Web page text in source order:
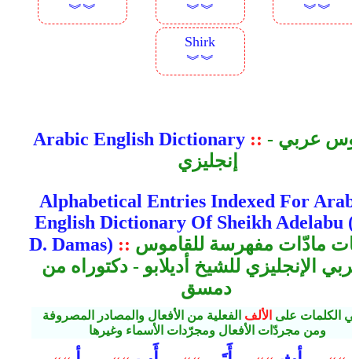
︾︾
︾︾
︾︾
Shirk
︾︾
Arabic English Dictionary :: قاموس عربي -
إنجليزي
Alphabetical Entries Indexed For
English Dictionary Of Sheikh Adelabu
D. Damas) ::
الإنجليزي للشيخ أديلابو - دكتوراه من
دمسق
الكلمات على الألف الفعلية من الأفعال والمصادر المصروفة
ومن مجردّات الأفعال ومجرّدات الأسماء وغيرها